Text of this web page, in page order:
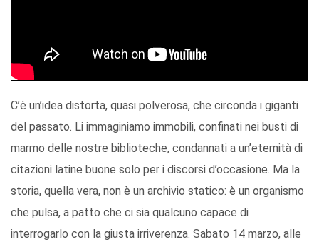
C’è un’idea distorta, quasi polverosa, che circonda i giganti
del passato. Li immaginiamo immobili, confinati nei busti di
marmo delle nostre biblioteche, condannati a un’eternità di
citazioni latine buone solo per i discorsi d’occasione. Ma la
storia, quella vera, non è un archivio statico: è un organismo
che pulsa, a patto che ci sia qualcuno capace di
interrogarlo con la giusta irriverenza. Sabato 14 marzo, alle